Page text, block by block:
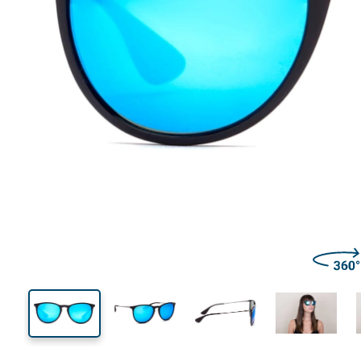
Calibre total dos óculos
44 mm
Comprimento do cristal
54 mm
Calibre do cristal